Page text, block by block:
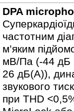
DPA
частотним
м’яким
мВ/Па (-44 дБ
26 дБ(A)),
звукового
при THD